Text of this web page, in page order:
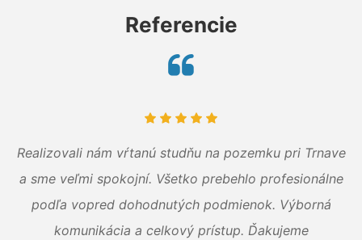
Referencie
Realizovali nám vŕtanú studňu na pozemku pri Trnave
a sme veľmi spokojní. Všetko prebehlo profesionálne
podľa vopred dohodnutých podmienok. Výborná
komunikácia a celkový prístup. Ďakujeme